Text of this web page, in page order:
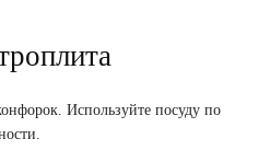
Используйте посуду по